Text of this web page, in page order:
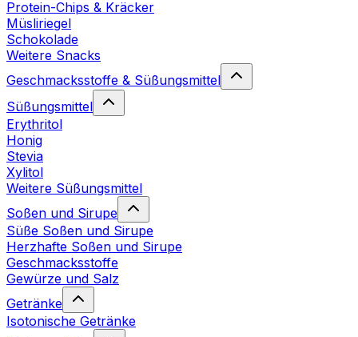
Protein-Chips & Kräcker
Müsliriegel
Schokolade
Weitere Snacks
Geschmacksstoffe & Süßungsmittel
Süßungsmittel
Erythritol
Honig
Stevia
Xylitol
Weitere Süßungsmittel
Soßen und Sirupe
Süße Soßen und Sirupe
Herzhafte Soßen und Sirupe
Geschmacksstoffe
Gewürze und Salz
Getränke
Isotonische Getränke